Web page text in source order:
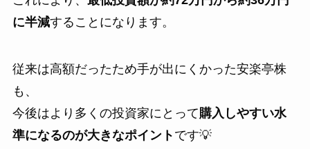
に半減することになります。
従来は高額だったため手が出にくかった安楽亭株
も、
今後はより多くの投資家にとって購入しやすい水
準になるのが大きなポイント です💡